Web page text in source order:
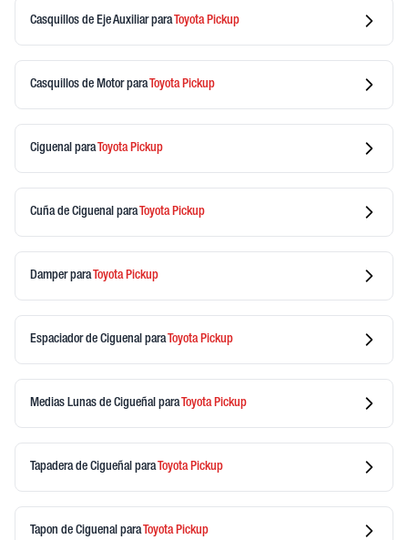
Casquillos de Eje AuxiliarparaToyotaPickup
Casquillos de MotorparaToyotaPickup
Ciguenal paraToyotaPickup
Cuña de Ciguenal paraToyotaPickup
DamperparaToyotaPickup
Espaciador de Ciguenal paraToyotaPickup
Medias Lunas de Cigueñal paraToyotaPickup
Tapadera de Cigueñal paraToyotaPickup
Tapon de Ciguenal paraToyotaPickup